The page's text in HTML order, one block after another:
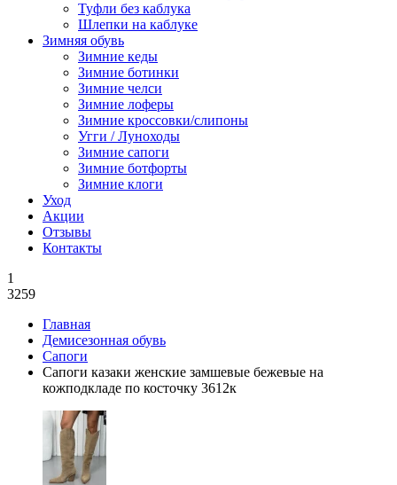
Туфли без каблука
Шлепки на каблуке
Зимняя обувь
Зимние кеды
Зимние ботинки
Зимние челси
Зимние лоферы
Зимние кроссовки/слипоны
Угги / Луноходы
Зимние сапоги
Зимние ботфорты
Зимние клоги
Уход
Акции
Отзывы
Контакты
1
3259
Главная
Демисезонная обувь
Сапоги
Сапоги казаки женские замшевые бежевые на
кожподкладе по косточку 3612к